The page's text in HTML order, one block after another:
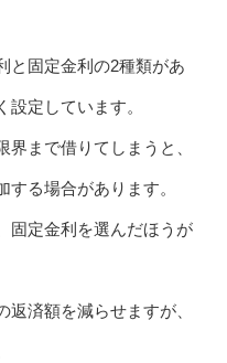
と固定金利の2種類があ
設定しています。
まで借りてしまうと、
る場合があります。
固定金利を選んだほうが
済額を減らせますが、